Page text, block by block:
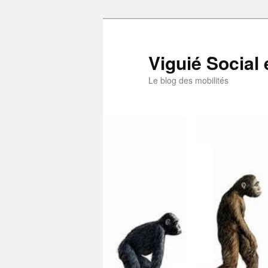
Viguié Social
Le blog des mobilités